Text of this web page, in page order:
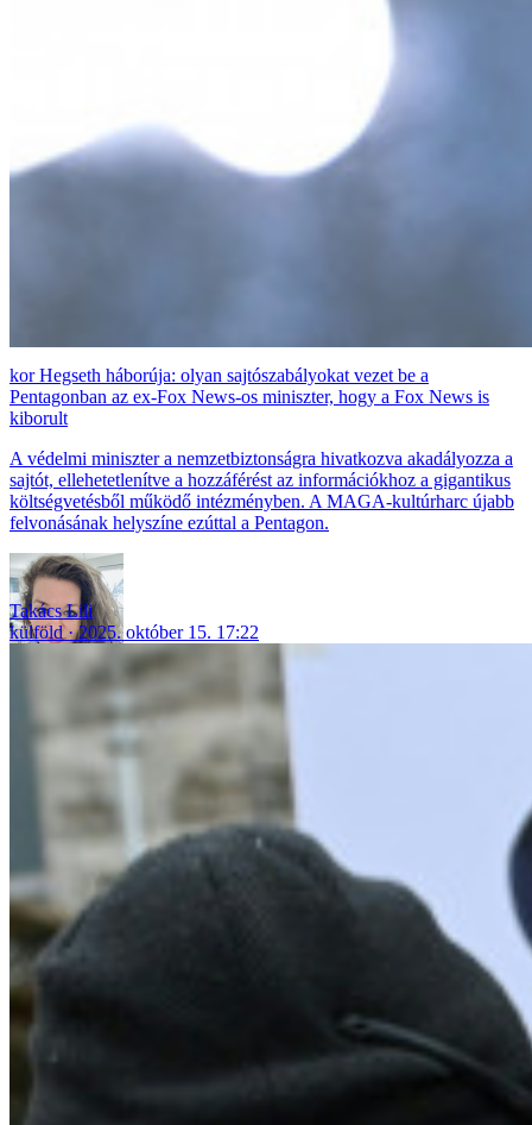
Hegseth háborúja: olyan sajtószabályokat vezet be a
Pentagonban az ex-Fox News-os miniszter, hogy a Fox News is
kiborult
A védelmi miniszter a nemzetbiztonságra hivatkozva akadályozza a
sajtót, ellehetetlenítve a hozzáférést az információkhoz a gigantikus
költségvetésből működő intézményben. A MAGA-kultúrharc újabb
felvonásának helyszíne ezúttal a Pentagon.
Takács Lili
külföld
2025. október 15. 17:22